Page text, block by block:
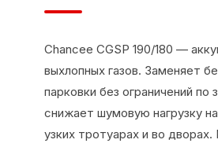
Chancee CGSP 190/180 —
выхлопных газов. Заменяет
парковки без ограничений
снижает шумовую нагрузку
узких тротуарах и во